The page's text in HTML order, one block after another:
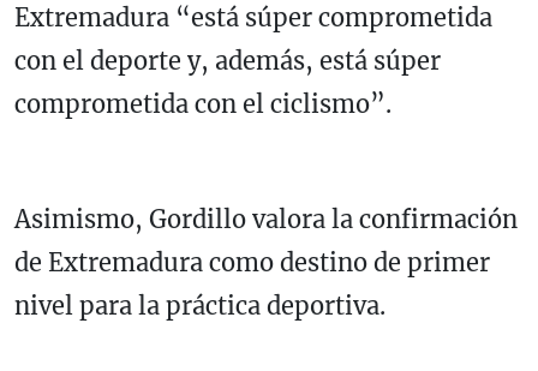
Extremadura “está súper comprometida
con el deporte y, además, está súper
comprometida con el ciclismo”.
Asimismo, Gordillo valora la confirmación
de Extremadura como destino de primer
nivel para la práctica deportiva.